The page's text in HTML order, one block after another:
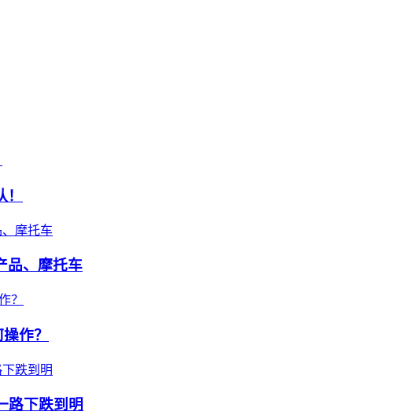
品、摩托车
作？
路下跌到明